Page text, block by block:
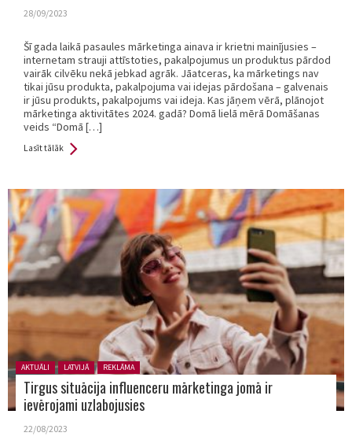
28/09/2023
Šī gada laikā pasaules mārketinga ainava ir krietni mainījusies –
internetam strauji attīstoties, pakalpojumus un produktus pārdod
vairāk cilvēku nekā jebkad agrāk. Jāatceras, ka mārketings nav
tikai jūsu produkta, pakalpojuma vai idejas pārdošana – galvenais
ir jūsu produkts, pakalpojums vai ideja. Kas jāņem vērā, plānojot
mārketinga aktivitātes 2024. gadā? Domā lielā mērā Domāšanas
veids “Domā […]
Lasīt tālāk
Posted in:
AKTUĀLI LATVIJĀ REKLĀMA
Tirgus situācija influenceru mārketinga jomā ir
ievērojami uzlabojusies
22/08/2023